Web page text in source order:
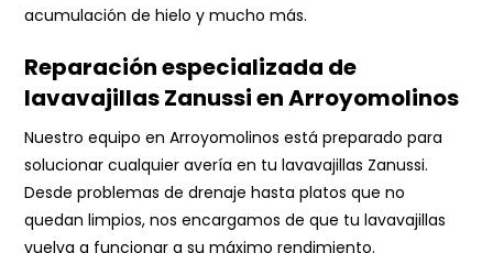
acumulación de hielo y mucho más.
Reparación especializada de
lavavajillas Zanussi en Arroyomolinos
Nuestro equipo en Arroyomolinos está preparado para
solucionar cualquier avería en tu lavavajillas Zanussi.
Desde problemas de drenaje hasta platos que no
quedan limpios, nos encargamos de que tu lavavajillas
vuelva a funcionar a su máximo rendimiento.